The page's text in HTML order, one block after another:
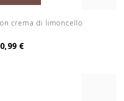
crema di limoncello
0,99 €